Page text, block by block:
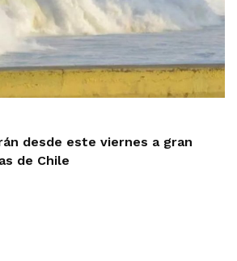
desde este viernes a gran
de Chile